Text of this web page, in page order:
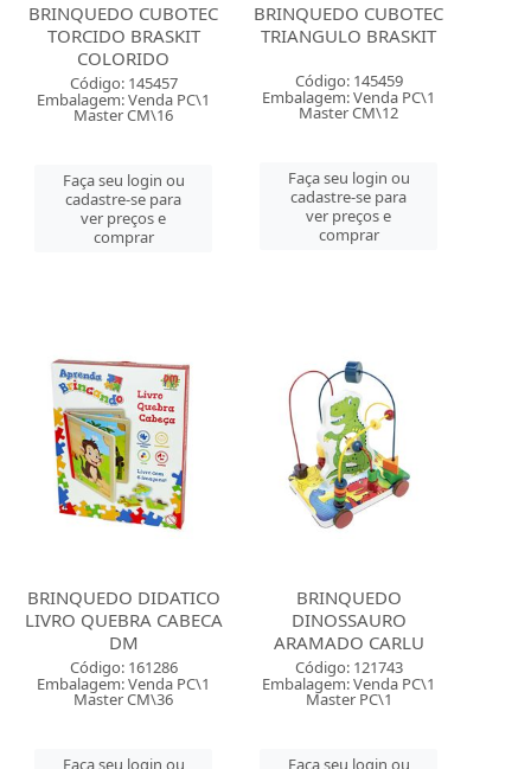
BRINQUEDO CUBOTEC
TORCIDO BRASKIT
COLORIDO
Código: 145457
Embalagem: Venda PC\1
Master CM\16
Faça seu login ou
cadastre-se para
ver preços e
comprar
BRINQUEDO CUBOTEC
TRIANGULO BRASKIT
Código: 145459
Embalagem: Venda PC\1
Master CM\12
Faça seu login ou
cadastre-se para
ver preços e
comprar
BRINQUEDO DIDATICO
LIVRO QUEBRA CABECA
DM
Código: 161286
Embalagem: Venda PC\1
Master CM\36
Faça seu login ou
BRINQUEDO
DINOSSAURO
ARAMADO CARLU
Código: 121743
Embalagem: Venda PC\1
Master PC\1
Faça seu login ou